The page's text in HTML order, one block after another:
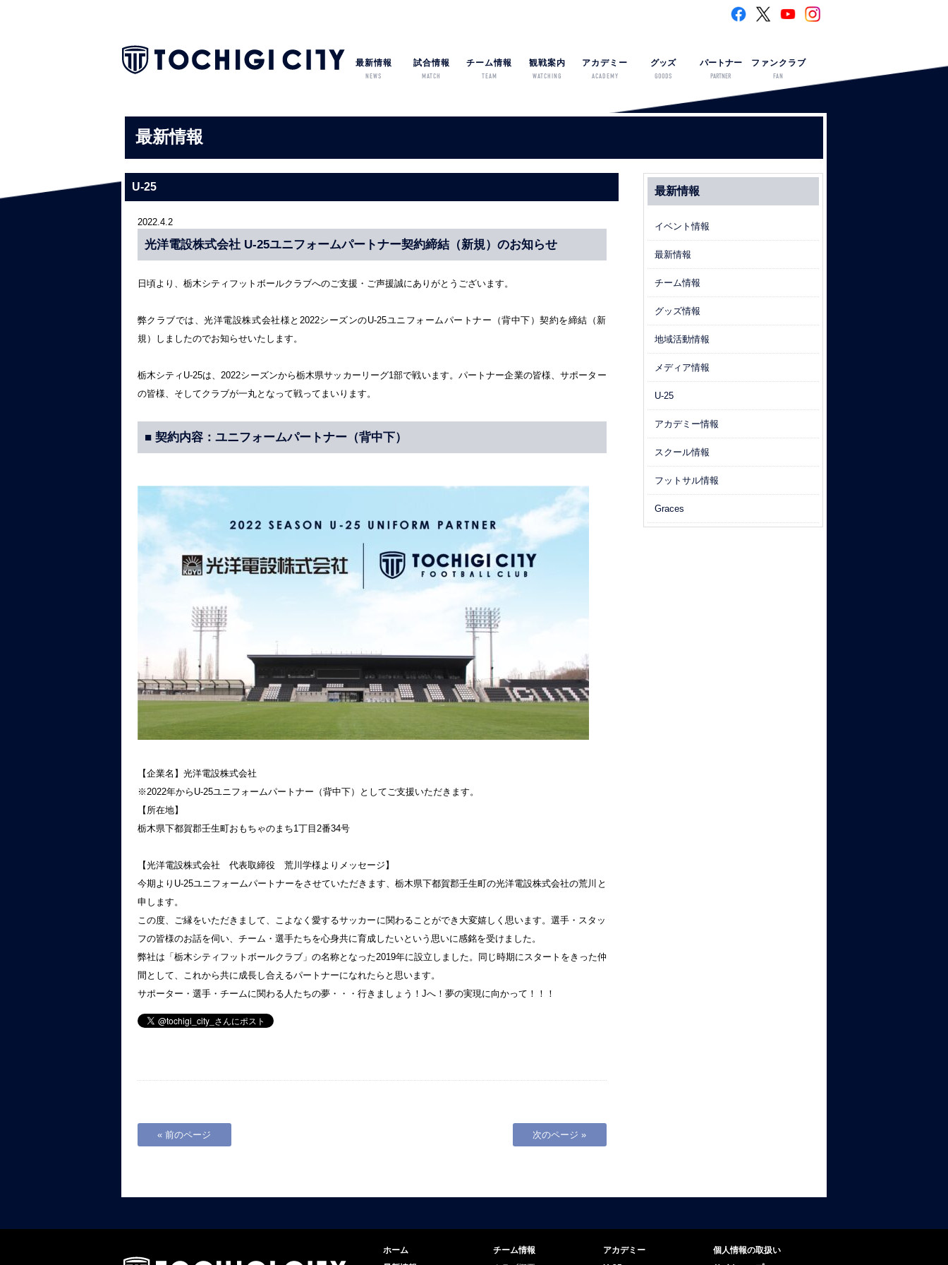
最新情報
NEWS
試合情報
MATCH
チーム情報
TEAM
観戦案内
WATCHING
アカデミー
ACADEMY
グッズ
GOODS
パートナー
PARTNER
ファンクラブ
FAN
最新情報
U-25
2022.4.2
光洋電設株式会社 U-25ユニフォームパートナー契約締結（新規）のお知らせ
日頃より、栃木シティフットボールクラブへのご支援・ご声援誠にありがとうございます。
弊クラブでは、光洋電設株式会社様と2022シーズンのU-25ユニフォームパートナー（背中下）契約を締結（新
規）しましたのでお知らせいたします。
栃木シティU-25は、2022シーズンから栃木県サッカーリーグ1部で戦います。パートナー企業の皆様、サポーター
の皆様、そしてクラブが一丸となって戦ってまいります。
■ 契約内容：ユニフォームパートナー（背中下）
【企業名】光洋電設株式会社
※2022年からU-25ユニフォームパートナー（背中下）としてご支援いただきます。
【所在地】
栃木県下都賀郡壬生町おもちゃのまち1丁目2番34号
【光洋電設株式会社 代表取締役 荒川学様よりメッセージ】
今期よりU-25ユニフォームパートナーをさせていただきます、栃木県下都賀郡壬生町の光洋電設株式会社の荒川と
申します。
この度、ご縁をいただきまして、こよなく愛するサッカーに関わることができ大変嬉しく思います。選手・スタッ
フの皆様のお話を伺い、チーム・選手たちを心身共に育成したいという思いに感銘を受けました。
弊社は「栃木シティフットボールクラブ」の名称となった2019年に設立しました。同じ時期にスタートをきった仲
間として、これから共に成長し合えるパートナーになれたらと思います。
サポーター・選手・チームに関わる人たちの夢・・・行きましょう！Jへ！夢の実現に向かって！！！
« 前のページ 次のページ »
最新情報
イベント情報
最新情報
チーム情報
グッズ情報
地域活動情報
メディア情報
U-25
アカデミー情報
スクール情報
フットサル情報
Graces
ホーム
チーム情報
アカデミー
個人情報の取扱い